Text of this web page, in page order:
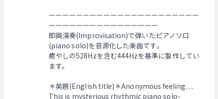
ーーーーーーーーーーーーーーーーーーーーーー
ーーーーーーーーーーーーーーーー
即興演奏(Improvisation)で弾いたピアノソロ
(piano solo)を音源化した楽曲です。
癒やしの528Hzを含む444Hzを基準に製作してい
ます。
＊英題(English title)＊Anonymous feeling…
This is mysterious rhythmic piano solo-